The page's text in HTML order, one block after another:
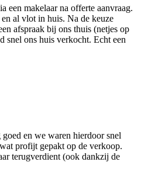
een makelaar na offerte aanvraag.
al vlot in huis. Na de keuze
afspraak bij ons thuis (netjes op
snel ons huis verkocht. Echt een
en we waren hierdoor snel
profijt gepakt op de verkoop.
terugverdient (ook dankzij de